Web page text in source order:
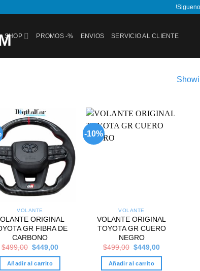
SHOP PROMOS -% ENVIOS SERVICIO AL CLIENTE
Add to
wishlist
VOLANTE
ORIGINAL
GR FIBRA DE
CARBONO
$499,00 Original
was:
$499,00.
$449,00Current
is:
Añadir al carrito
-10%
VOLANTE
VOLANTE ORIGINAL
TOYOTA GR CUERO
NEGRO
$499,00 Original
was:
$499,00.
$449,00Current
is:
Añadir al carrito